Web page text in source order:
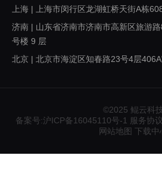
上海 | 上海市闵行区龙湖虹桥天街A栋
济南 | 山东省济南市济南市高新区旅游
号楼 9 层
北京 | 北京市海淀区知春路23号4层
广州 | 广东省广州市番禺区桥兴大道403
重庆 | 重庆市九龙坡区渝州路121号A区
©2025 鲲云科
备案号:沪ICP备16045110号-1 服务协议
网站地图 下载中